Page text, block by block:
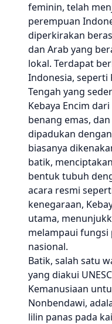
feminin, telah
perempuan
diperkirakan
dan Arab yang
lokal. Terdapat
Indonesia, seperti
Tengah yang
Kebaya Encim
benang emas,
dipadukan
biasanya
batik,
bentuk tubuh
acara resmi
kenegaraan,
utama,
melampaui
nasional.
Batik, salah satu
yang diakui
Kemanusiaan
Nonbendawi,
lilin panas pada